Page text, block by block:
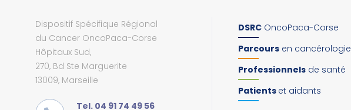
Dispositif Spécifique Régional
du Cancer OncoPaca-Corse
Hôpitaux Sud,
270, Bd Ste Marguerite
13009, Marseille
Tel. 04 91 74 49 56
DSRC OncoPaca-Corse
Parcours en cancérologie
Professionnels de santé
Patients et aidants